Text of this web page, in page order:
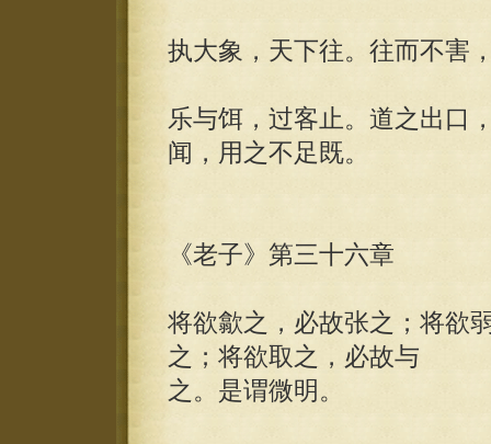
执大象，天下往。往而不害
乐与饵，过客止。道之出口
闻，用之不足既。
《老子》第三十六章
将欲歙之，必故张之；将欲
之；将欲取之，必故与
之。是谓微明。